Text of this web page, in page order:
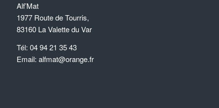
Alf’Mat
1977 Route de Tourris,
83160 La Valette du Var
Tél: 04 94 21 35 43
Email: alfmat@orange.fr